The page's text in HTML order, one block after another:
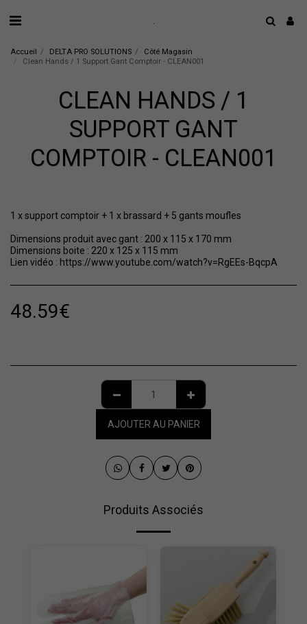
Accueil DELTA PRO SOLUTIONS
Côté Magasin
Clean Hands / 1 Support Gant Comptoir - CLEAN001
CLEAN HANDS / 1
SUPPORT GANT
COMPTOIR - CLEAN001
1 x support comptoir + 1 x brassard + 5 gants moufles
Dimensions produit avec gant : 200 x 115 x 170 mm
Dimensions boite : 220 x 125 x 115 mm
Lien vidéo : https://www.youtube.com/watch?v=RgEEs-BqcpA
48.59€
AJOUTER AU PANIER
Produits Associés